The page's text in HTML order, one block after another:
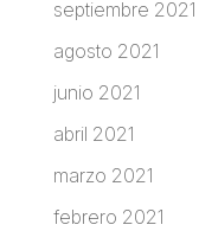
septiembre 2021
agosto 2021
junio 2021
abril 2021
marzo 2021
febrero 2021